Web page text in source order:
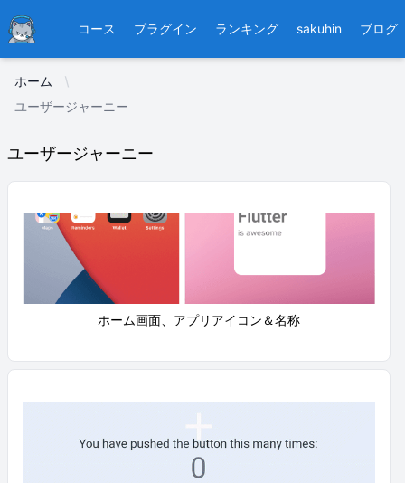
Ducafecat コース プラグイン ランキング sakuhin ブログ
ホーム
ユーザージャーニー
ユーザージャーニー
ホーム画面、アプリアイコン＆名称